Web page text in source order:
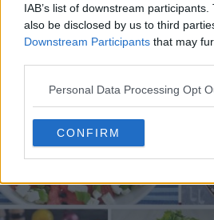
IAB’s list of downstream
also be disclosed by us to third
Downstream Participants that may
Personal Data Processing Opt
CONFIRM
ULTIMELE